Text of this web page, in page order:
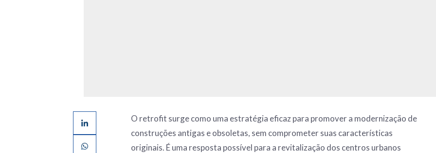
O retrofit surge como uma estratégia eficaz para promover a modernização de
construções antigas e obsoletas, sem comprometer suas características
originais. É uma resposta possível para a revitalização dos centros urbanos